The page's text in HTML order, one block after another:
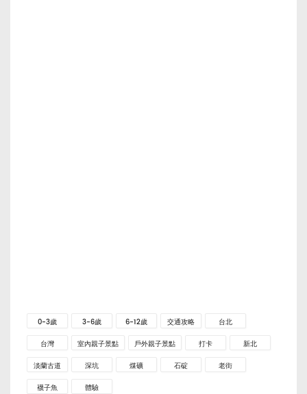
0-3歲 3-6歲 6-12歲 交通攻略
台北
台灣
室內親子景點 戶外親子景點 打卡
新北
淡蘭古道
深坑 煤礦 石碇
老街
襪子魚
體驗